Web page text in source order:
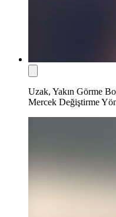
Uzak, Yakın Görme
Mercek Değiştirme